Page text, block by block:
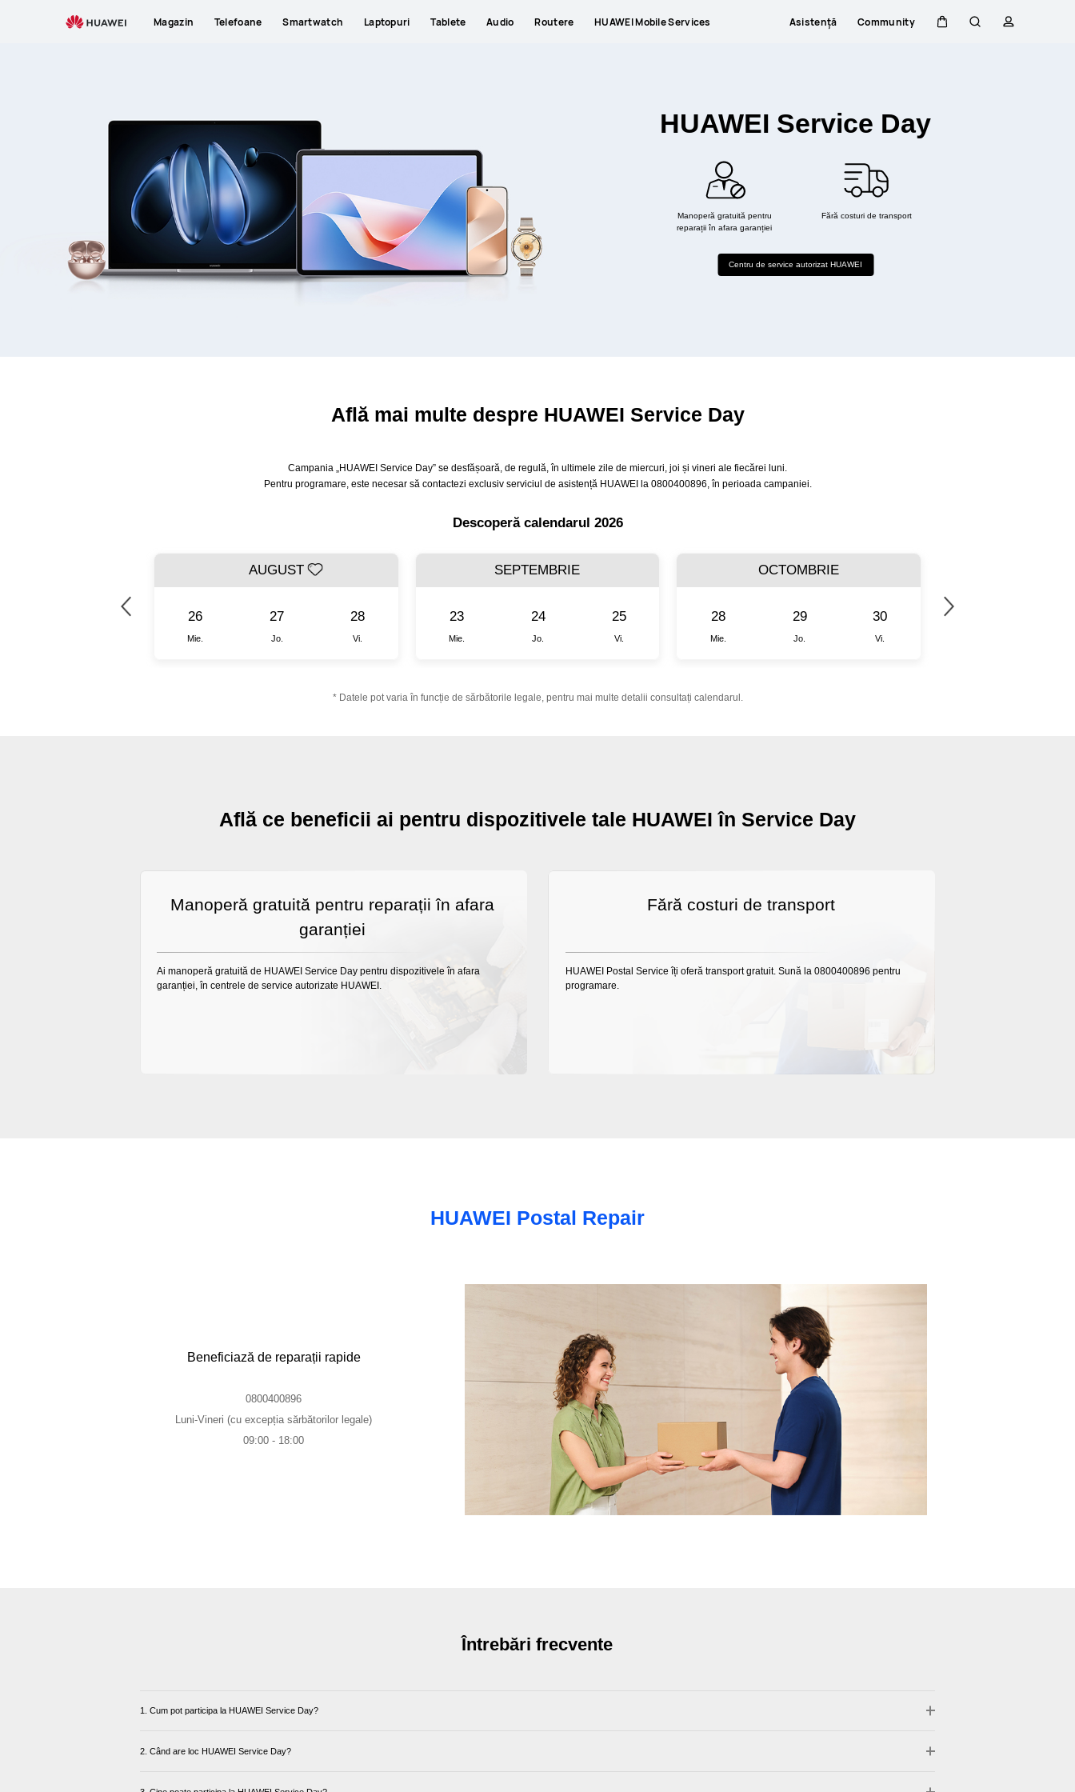
Magazin Telefoane Smartwatch Laptopuri Tablete Audio Routere HUAWEI Mobile Services Asistență Community
HUAWEI Service Day
Manoperă gratuită pentru
reparații în afara garanției
Fără costuri de transport
Centru de service autorizat HUAWEI
Află mai multe despre HUAWEI Service Day
Campania „HUAWEI Service Day” se desfășoară, de regulă, în ultimele zile de miercuri, joi și vineri ale fiecărei luni.
Pentru programare, este necesar să contactezi exclusiv serviciul de asistență HUAWEI la 0800400896, în perioada campaniei.
Descoperă calendarul 2026
AUGUST
26
Mie.
27
Jo.
28
Vi.
SEPTEMBRIE
23
Mie.
24
Jo.
25
Vi.
OCTOMBRIE
28
Mie.
29
Jo.
30
Vi.
* Datele pot varia în funcție de sărbătorile legale, pentru mai multe detalii consultați calendarul.
Află ce beneficii ai pentru dispozitivele tale HUAWEI în Service Day
Manoperă gratuită pentru reparații în afara
garanției
Ai manoperă gratuită de HUAWEI Service Day pentru dispozitivele în afara
garanției, în centrele de service autorizate HUAWEI.
Fără costuri de transport
HUAWEI Postal Service îți oferă transport gratuit. Sună la 0800400896 pentru
programare.
HUAWEI Postal Repair
Beneficiază de reparații rapide
0800400896
Luni-Vineri (cu excepția sărbătorilor legale)
09:00 - 18:00
Întrebări frecvente
1. Cum pot participa la HUAWEI Service Day?
2. Când are loc HUAWEI Service Day?